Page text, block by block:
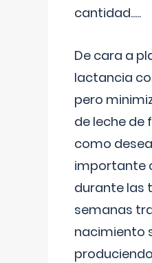
cantidad.....
De cara a
lactancia
pero
de leche de
como
importante
durante las
semanas
nacimiento